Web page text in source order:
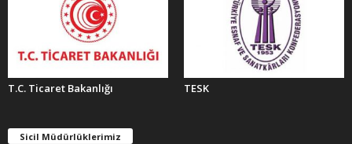
T.C. Ticaret Bakanlığı TESK
Sicil Müdürlüklerimiz